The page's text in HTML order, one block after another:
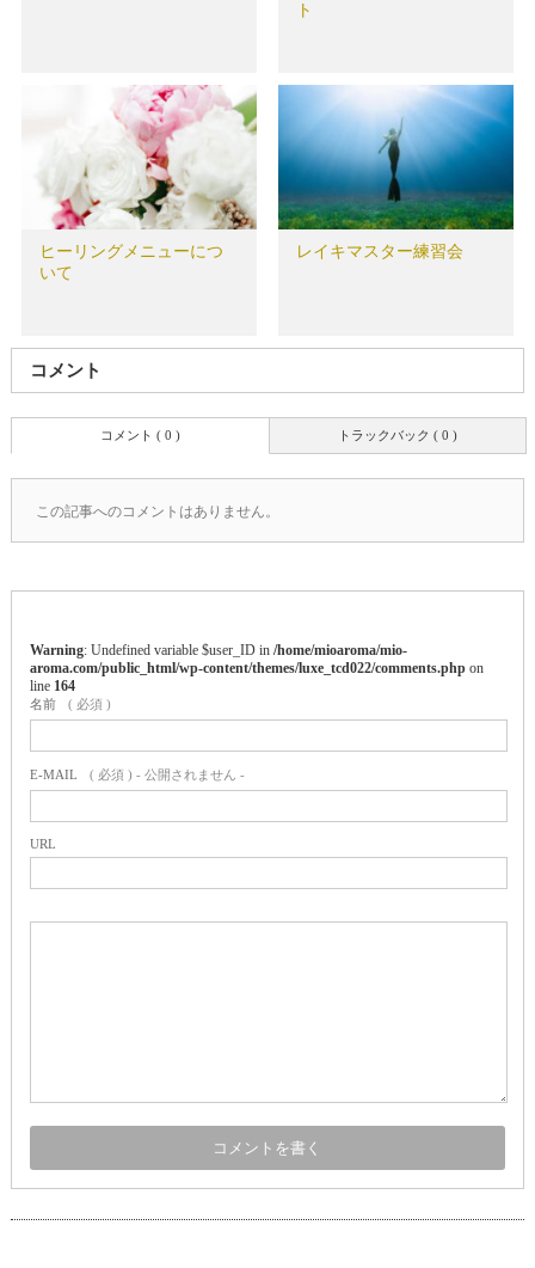
ト
ヒーリングメニューにつ
いて
レイキマスター練習会
コメント
トラックバック ( 0 )
コメント ( 0 )
この記事へのコメントはありません。
Warning : Undefined variable $user_ID in /home/mioaroma/mio-
aroma.com/public_html/wp-content/themes/luxe_tcd022/comments.phpon
line 164
名前 ( 必須 )
E-MAIL ( 必須 ) - 公開されません -
URL